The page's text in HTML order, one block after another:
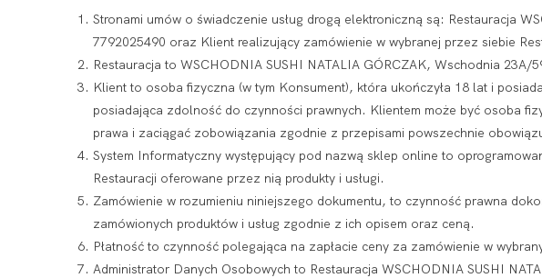
Stronami umów o świadczenie usług drogą elektroniczną są: Restauracja
7792025490 oraz Klient realizujący zamówienie w wybranej przez siebie
Restauracja to WSCHODNIA SUSHI NATALIA GÓRCZAK, Wschodnia
Klient to osoba fizyczna (w tym Konsument), która ukończyła 18 lat i
posiadająca zdolność do czynności prawnych. Klientem może być osoba
prawa i zaciągać zobowiązania zgodnie z przepisami powszechnie
System Informatyczny występujący pod nazwą sklep online to
Restauracji oferowane przez nią produkty i usługi.
Zamówienie w rozumieniu niniejszego dokumentu, to czynność prawna
zamówionych produktów i usług zgodnie z ich opisem oraz ceną.
Płatność to czynność polegająca na zapłacie ceny za zamówienie w
Administrator Danych Osobowych to Restauracja WSCHODNIA SUSHI